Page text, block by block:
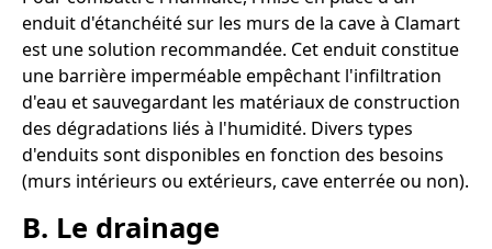
enduit d'étanchéité sur les murs de la cave à Clamart
est une solution recommandée. Cet enduit constitue
une barrière imperméable empêchant l'infiltration
d'eau et sauvegardant les matériaux de construction
des dégradations liés à l'humidité. Divers types
d'enduits sont disponibles en fonction des besoins
(murs intérieurs ou extérieurs, cave enterrée ou non).
B. Le drainage